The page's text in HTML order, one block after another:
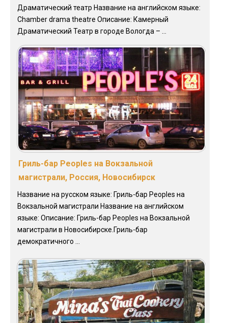
Драматический театр Название на английском языке:
Chamber drama theatre Описание: Камерный
Драматический Театр в городе Вологда – ...
Гриль-бар Peoples на Вокзальной
магистрали, Россия, Новосибирск
Название на русском языке: Гриль-бар Peoples на
Вокзальной магистрали Название на английском
языке: Описание: Гриль-бар Peoples на Вокзальной
магистрали в Новосибирске.Гриль-бар
демократичного ...